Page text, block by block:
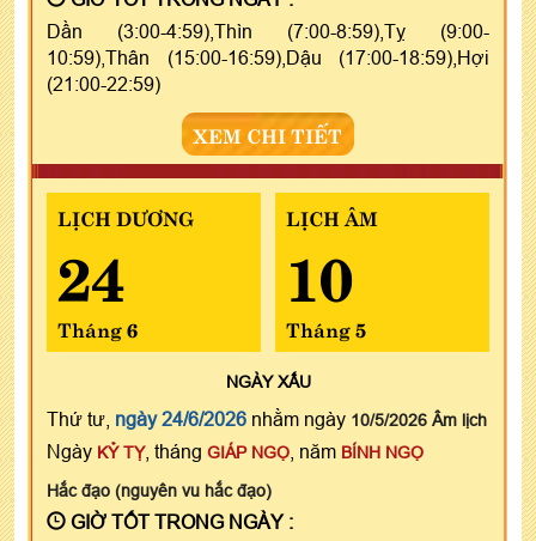
Dần (3:00-4:59),Thìn (7:00-8:59),Tỵ (9:00-
10:59),Thân (15:00-16:59),Dậu (17:00-18:59),Hợi
(21:00-22:59)
XEM CHI TIẾT
LỊCH DƯƠNG
24
Tháng 6
LỊCH ÂM
10
Tháng 5
NGÀYXẤU
Thứ tư, ngày 24/6/2026 nhằm ngày 10/5/2026 Âm lịch
Ngày KỶ TỴ, tháng GIÁP NGỌ , năm BÍNH NGỌ
Hắc đạo (nguyên vu hắc đạo)
GIỜ TỐT TRONG NGÀY :